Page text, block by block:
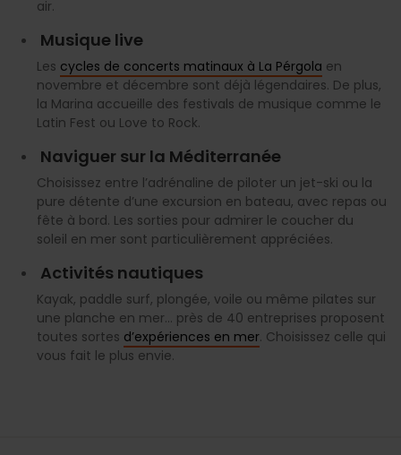
air.
Musique live
Les cycles de concerts matinaux à La Pérgola en
novembre et décembre sont déjà légendaires. De plus,
la Marina accueille des festivals de musique comme le
Latin Fest ou Love to Rock.
Naviguer sur la Méditerranée
Choisissez entre l’adrénaline de piloter un jet-ski ou la
pure détente d’une excursion en bateau, avec repas ou
fête à bord. Les sorties pour admirer le coucher du
soleil en mer sont particulièrement appréciées.
Activités nautiques
Kayak, paddle surf, plongée, voile ou même pilates sur
une planche en mer… près de 40 entreprises proposent
toutes sortes d’expériences en mer. Choisissez celle qui
vous fait le plus envie.